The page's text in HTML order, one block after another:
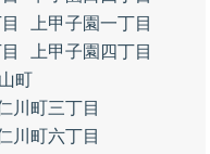
上甲子園一丁目
上甲子園四丁目
町
川町三丁目
川町六丁目